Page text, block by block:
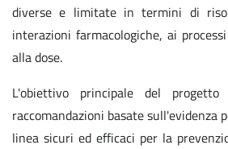
diverse e limitate in termini di
interazioni farmacologiche, ai
alla dose.
L'obiettivo principale del
raccomandazioni basate sull'evidenza
linea sicuri ed efficaci per la